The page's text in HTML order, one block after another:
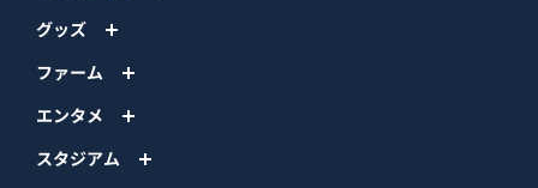
グッズ
ファーム
エンタメ
スタジアム